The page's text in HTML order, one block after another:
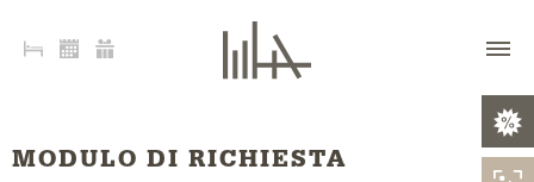
MODULO DI RICHIESTA